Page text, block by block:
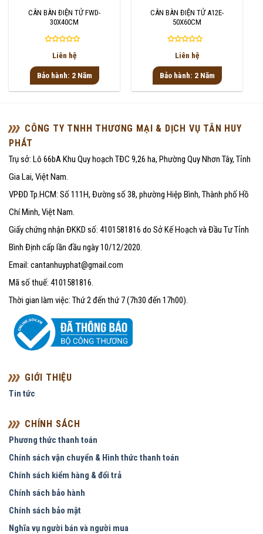
CÂN BÀN ĐIỆN TỬ FWD-
30X40CM
Được
hạng
0
5
Liên hệ
Bảo hành: 2 Năm
CÂN BÀN ĐIỆN TỬ A12E-
50X60CM
Được
hạng
0
5
Liên hệ
Bảo hành: 2 Năm
CÔNG TY TNHH THƯƠNG MẠI & DỊCH VỤ TÂN HUY
PHÁT
Trụ sở: Lô 66bA Khu Quy hoạch TĐC 9,26 ha, Phường Quy Nhơn Tây, Tỉnh
Gia Lai, Việt Nam.
VPĐD Tp.HCM: Số 111H, Đường số 38, phường Hiệp Bình, Thành phố Hồ
Chí Minh, Việt Nam.
Giấy chứng nhận ĐKKD số: 4101581816 do Sở Kế Hoạch và Đầu Tư Tỉnh
Bình Định cấp lần đầu ngày 10/12/2020.
Email: cantanhuyphat@gmail.com
Mã số thuế: 4101581816.
Thời gian làm việc: Thứ 2 đến thứ 7 (7h30 đến 17h00).
GIỚI THIỆU
Tin tức
CHÍNH SÁCH
Phương thức thanh toán
Chính sách vận chuyển & Hình thức thanh toán
Chính sách kiểm hàng & đổi trả
Chính sách bảo hành
Chính sách bảo mật
Nghĩa vụ người bán và người mua